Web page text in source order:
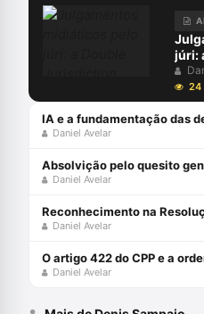
júri:
24
Daniel Avelar
Daniel Avelar
Daniel Avelar
Daniel Avelar